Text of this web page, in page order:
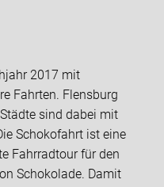
2017 mit
Fahrten. Flensburg
sind dabei mit
Schokofahrt ist eine
Fahrradtour für den
Schokolade. Damit